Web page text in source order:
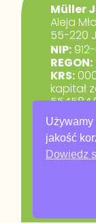
jakość
Dowiedz
Müller
Aleja
55-220
NIP:
REGON:
KRS:
kapitał
+48
RODO